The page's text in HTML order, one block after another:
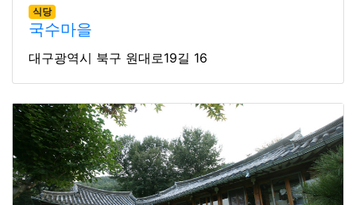
식당
국수마을
대구광역시 북구 원대로19길 16